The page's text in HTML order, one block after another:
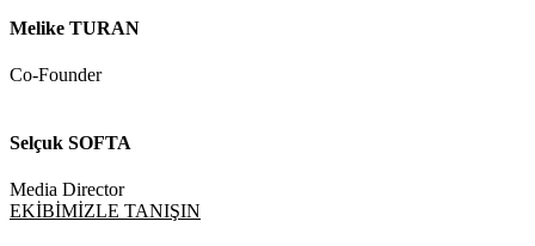
Melike TURAN
Co-Founder
Selçuk SOFTA
Media Director
EKİBİMİZLE TANIŞIN